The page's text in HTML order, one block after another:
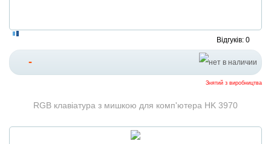
Відгуків: 0
-
Знятий з виробництва
RGB клавіатура з мишкою для комп'ютера HK 3970